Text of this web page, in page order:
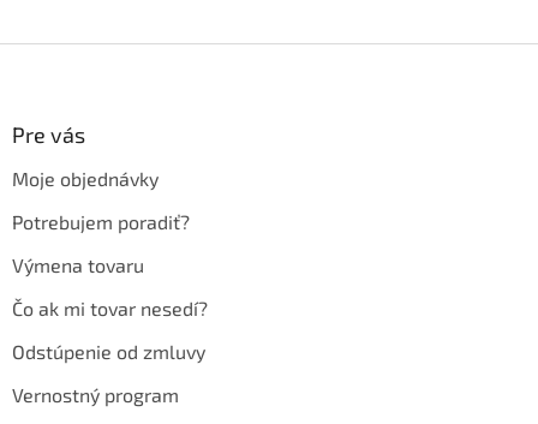
Pre vás
Moje objednávky
Potrebujem poradiť?
Výmena tovaru
Čo ak mi tovar nesedí?
Odstúpenie od zmluvy
Vernostný program